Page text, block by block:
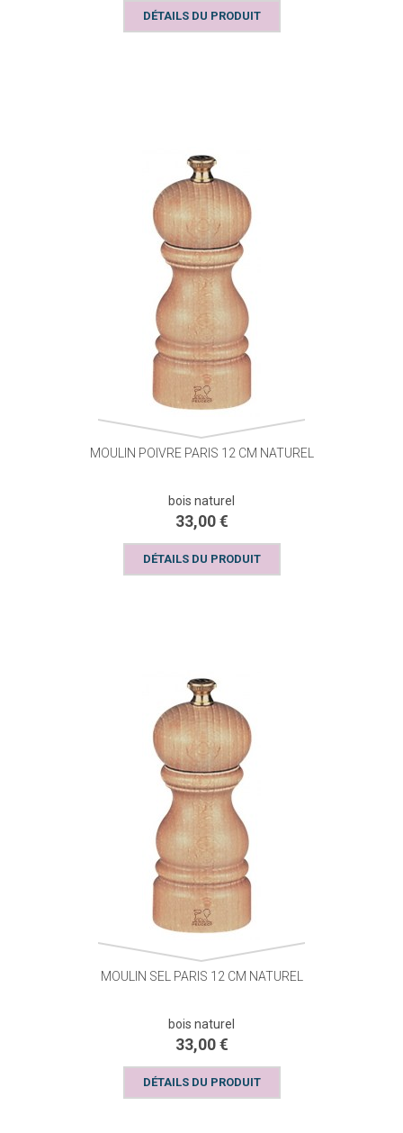
DÉTAILS DU PRODUIT
MOULIN POIVRE PARIS 12 CM NATUREL
bois naturel
33,00 €
DÉTAILS DU PRODUIT
MOULIN SEL PARIS 12 CM NATUREL
bois naturel
33,00 €
DÉTAILS DU PRODUIT